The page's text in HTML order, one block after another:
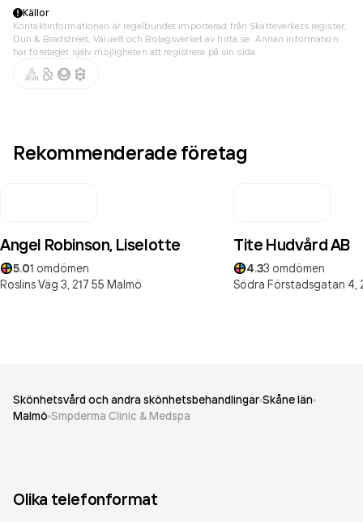
Källor
Kontaktinformationen är regelbundet importerad från Skatteverkets register,
Dun & Bradstreet, Value8 och Bolagsverket av hitta.se. Annan information
har företaget själv möjligheten att registrera på sin sida.
Rekommenderade företag
Angel Robinson, Liselotte
5.01 omdömen
Roslins Väg 3, 217 55 Malmö
Tite Hudvård AB
4.33 omdömen
Södra Förstadsgatan 4,
Skönhetsvård och andra skönhetsbehandlingar Skåne län
Malmö Smpderma Clinic & Medspa
Olika telefonformat